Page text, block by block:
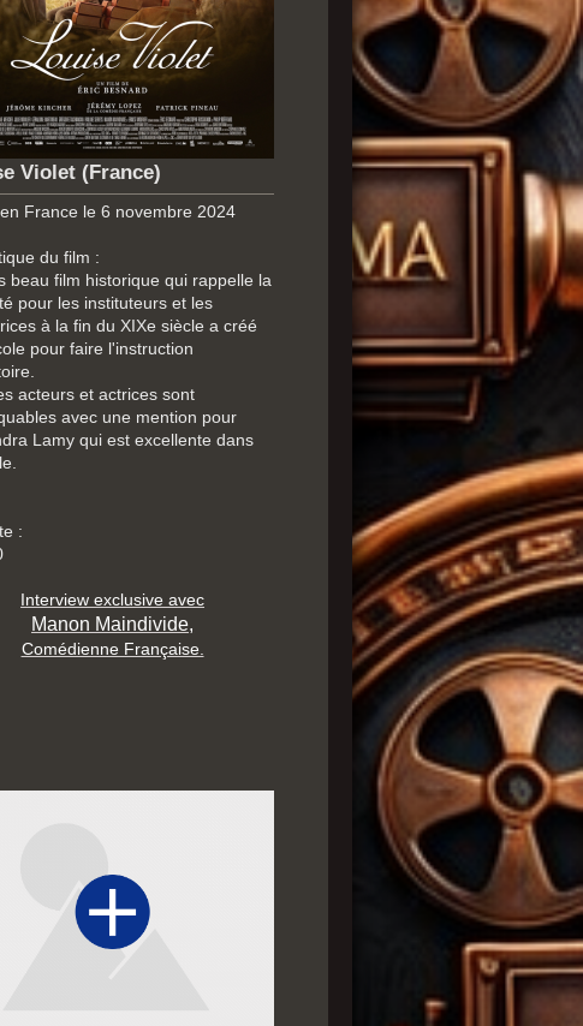
Violet (France)
France le 6 novembre 2024
du film :
beau film historique qui rappelle la
pour les instituteurs et les
à la fin du XIXe siècle a créé
pour faire l'instruction
acteurs et actrices sont
avec une mention pour
Lamy qui est excellente dans
:
Interview exclusive avec
Manon Maindivide,
Comédienne Française.